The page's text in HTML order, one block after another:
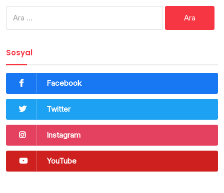
Sosyal
Facebook
Twitter
Instagram
YouTube